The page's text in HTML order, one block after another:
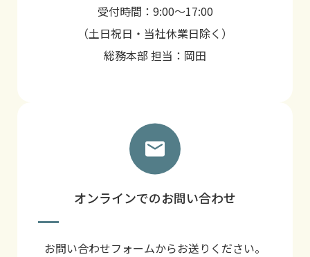
受付時間：9:00～17:00
（土日祝日・当社休業日除く）
総務本部 担当：岡田
オンラインでのお問い合わせ
お問い合わせフォームからお送りください。